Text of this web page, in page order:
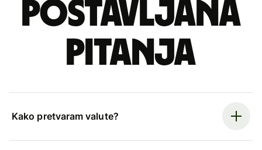
postavljana
pitanja
Kako pretvaram valute?